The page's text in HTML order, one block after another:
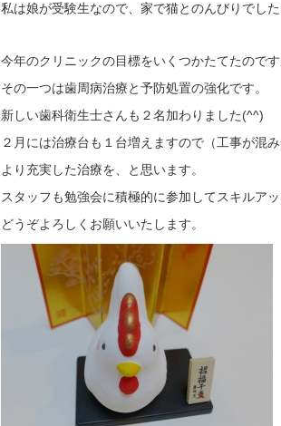
私は娘が受験生なので、家で猫とのんびりでした
今年のクリニックの目標をいくつかたてたのです
その一つは歯周病治療と予防処置の強化です。
新しい歯科衛生士さんも２名加わりました(^^)
２月には治療台も１台増えますので（工事が混
より充実した治療を、と思います。
スタッフも勉強会に積極的に参加してスキルア
どうぞよろしくお願いいたします。